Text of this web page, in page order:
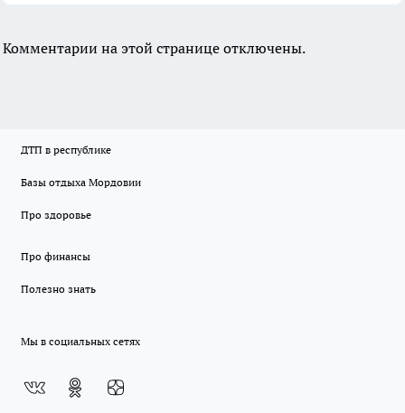
Комментарии на этой странице отключены.
ДТП в республике
Базы отдыха Мордовии
Про здоровье
Про финансы
Полезно знать
Мы в социальных сетях